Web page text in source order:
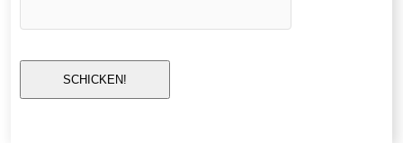
SCHICKEN!